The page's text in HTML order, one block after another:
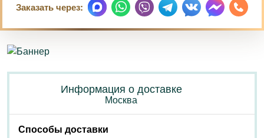
Заказать через:
Информация о доставке
Москва
Способы доставки